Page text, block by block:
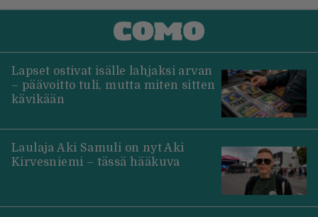
Lapset ostivat isälle lahjaksi arvan
– päävoitto tuli, mutta miten sitten
kävikään
Laulaja Aki Samuli on nyt Aki
Kirvesniemi – tässä hääkuva